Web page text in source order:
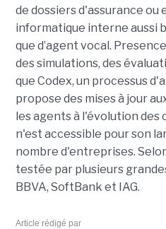
de dossiers d'assurance ou
informatique interne aussi
que d’agent vocal.
des simulations, des
que Codex, un processus
propose des mises à jour
les agents à l'évolution des
n'est accessible pour son
nombre d'entreprises.
testée par plusieurs
BBVA, SoftBank et IAG.
Article rédigé par